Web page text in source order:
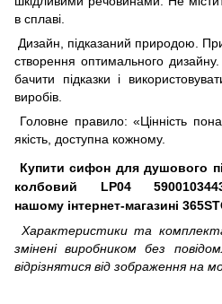
в сплаві.
Дизайн, підказаний природою.
створення оптимального
бачити підказки і
виробів.
Головне правило: «Цінність
якість, доступна кожному.
Купити сифон для душового
колбовий LP04
нашому інтернет-магазині
Характеристики та
змінені виробником без
відрізнятися від зображення на